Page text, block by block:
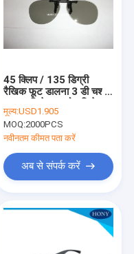
45 क्लिप / 135 डिग्री
रैखिक फूट डालना 3 डी चश्मा
के लिए
मूल्य:USD1.905
MOQ:2000PCS
नवीनतम कीमत पता करें
अब से संपर्क करें